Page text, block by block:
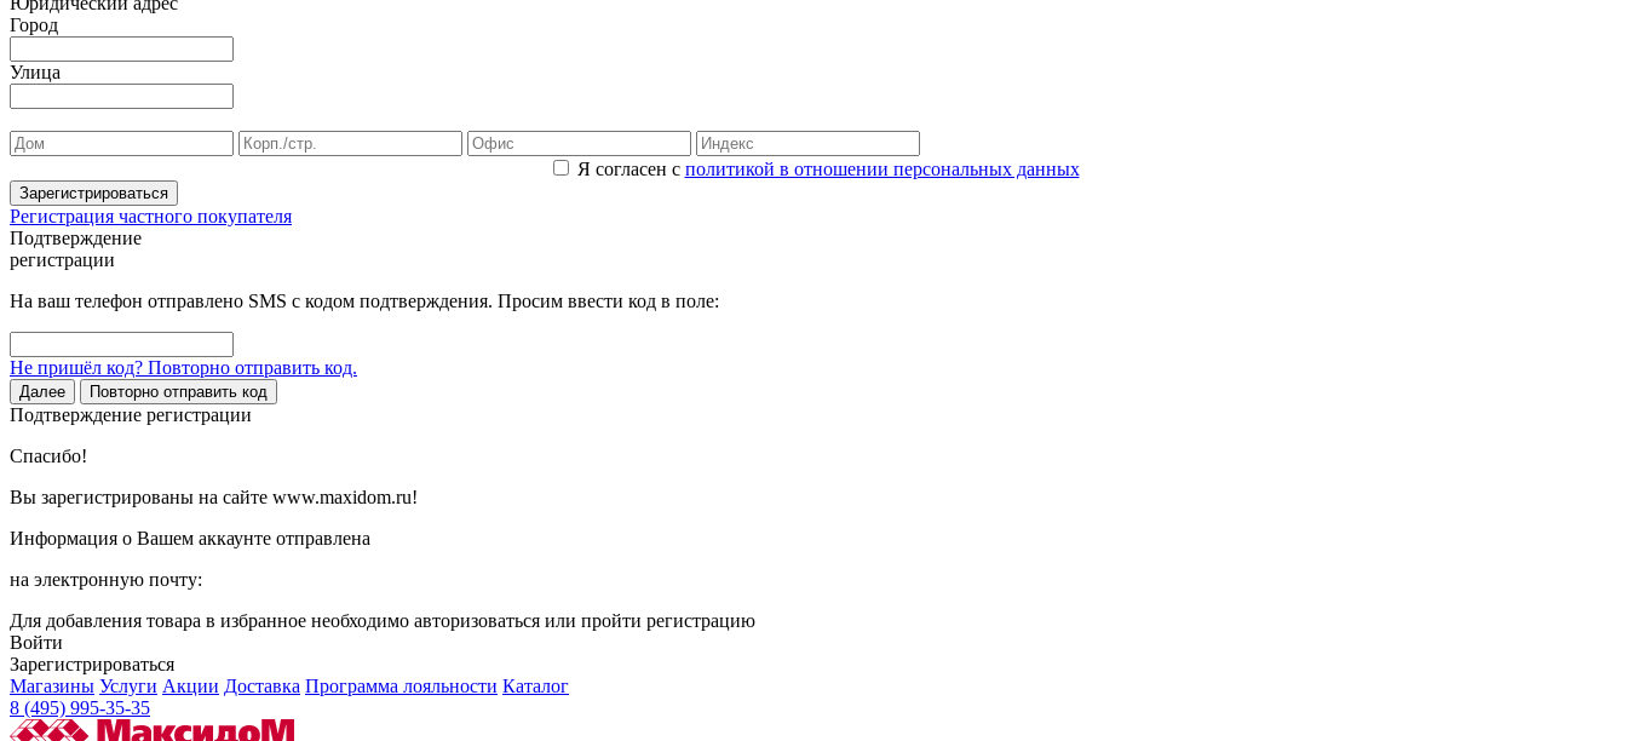
Город
Улица
Я согласен с политикой в отношении персональных данных
Зарегистрироваться
Регистрация частного покупателя
Подтверждение
регистрации
На ваш телефон отправлено SMS с кодом подтверждения. Просим ввести код в поле:
Не пришёл код? Повторно отправить код.
Далее Повторно отправить код
Подтверждение регистрации
Спасибо!
Вы зарегистрированы на сайте www.maxidom.ru!
Информация о Вашем аккаунте отправлена
на электронную почту:
Для добавления товара в избранное необходимо авторизоваться или пройти регистрацию
Войти
Зарегистрироваться
Магазины Услуги Акции Доставка Программа лояльности Каталог
8 (495) 995-35-35